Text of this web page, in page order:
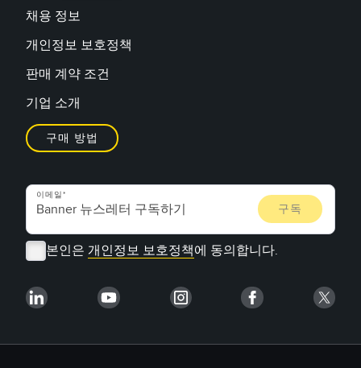
채용 정보
개인정보 보호정책
판매 계약 조건
기업 소개
구매 방법
이메일
본인은 개인정보 보호정책에 동의합니다.